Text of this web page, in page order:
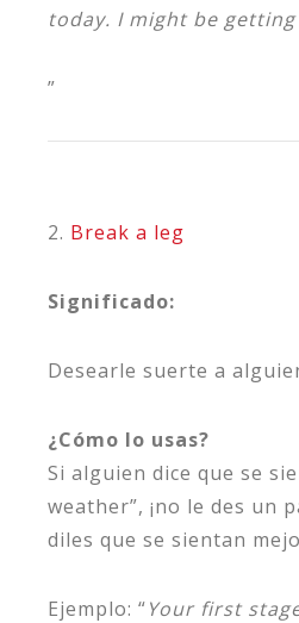
today. I might be getting
”
2. Break a leg
Significado:
Desearle suerte a
¿Cómo lo usas?
Si alguien dice que se
weather”, ¡no le des un
diles que se sientan
Ejemplo: “Your first